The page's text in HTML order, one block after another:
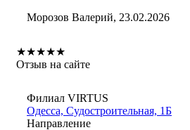
Морозов Валерий, 23.02.2026
★★★★★
Отзыв на сайте
Филиал VIRTUS
Одесса, Судостроительная, 1Б
Направление